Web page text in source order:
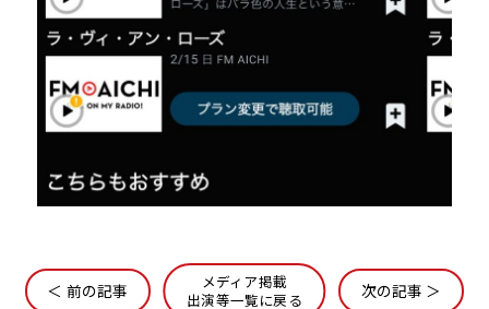
＜ 前の記事
メディア掲載
出演等一覧に戻る
次の記事 ＞